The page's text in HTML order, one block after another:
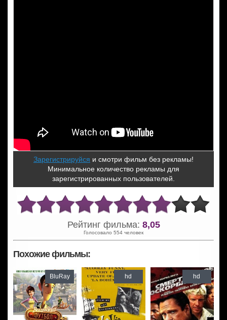
Зарегистрируйся и смотри фильм без рекламы!
Минимальное количество рекламы для
зарегистрированных пользователей.
Рейтинг фильма: 8,05
Голосовало 554 человек
Похожие фильмы:
BluRay hd hd